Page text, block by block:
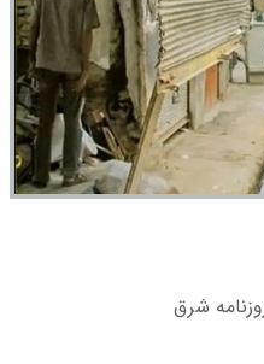
شرق